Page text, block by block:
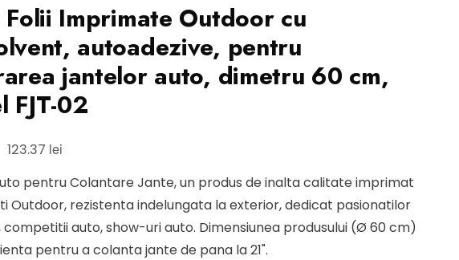
Imprimate Outdoor cu
autoadezive, pentru
jantelor auto, dimetru 60 cm,
FJT-02
Prețul
a
fost:
154.21 lei.
123.37 lei
este:
123.37 lei.
pentru Colantare Jante, un produs de inalta calitate imprimat
Outdoor, rezistenta indelungata la exterior, dedicat pasionatilor
competitii auto, show-uri auto. Dimensiunea produsului (Ø 60 cm)
pentru a colanta jante de pana la 21".